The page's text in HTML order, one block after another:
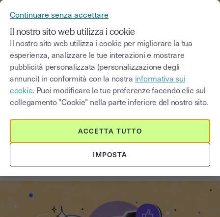
Blog
Seleziona una categoria Saisissez un terme
Tutto quello che devi sapere sulla
locazione commerciale in Italia
Continuare senza accettare
Il nostro sito web utilizza i cookie
Il nostro sito web utilizza i cookie per migliorare la tua
esperienza, analizzare le tue interazioni e mostrare
pubblicità personalizzata (personalizzazione degli
annunci) in conformità con la nostra informativa sui
cookie. Puoi modificare le tue preferenze facendo clic sul
collegamento "Cookie" nella parte inferiore del nostro sito.
IMPOSTA
ACCETTA TUTTO